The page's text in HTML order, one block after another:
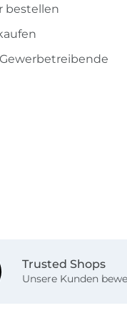
bestellen
Trusted Shops
Unsere Kunden